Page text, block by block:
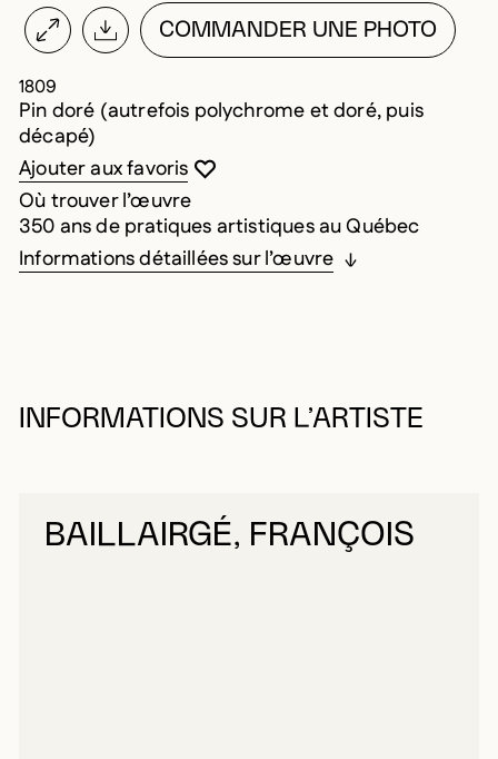
COMMANDER UNE PHOTO
1809
Pin doré (autrefois polychrome et doré, puis
décapé)
Vous devez être connecté pour ajouter
Fermer la modale
Ouvrir la modale
Ajouter aux favoris
Où trouver l’œuvre
350 ans de pratiques artistiques au Québec
Informations détaillées sur l’œuvre
INFORMATIONS SUR L’ARTISTE
BAILLAIRGÉ, FRANÇOIS